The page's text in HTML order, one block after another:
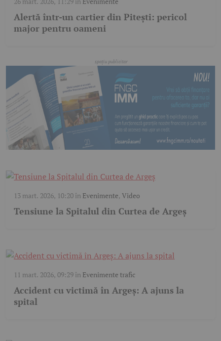
Alertă într-un cartier din Pitești: pericol
major pentru oameni
13 mart. 2026, 10:20 în Evenimente, Video
Tensiune la Spitalul din Curtea de Argeș
11 mart. 2026, 09:29 în Evenimente trafic
Accident cu victimă în Argeș: A ajuns la
spital